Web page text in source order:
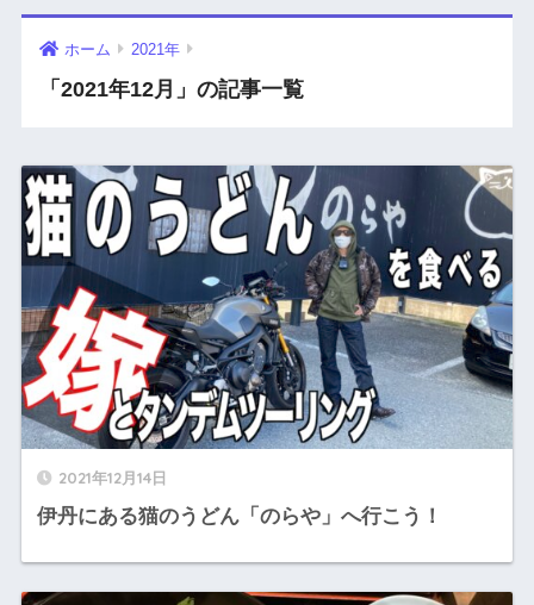
ホーム 2021年
「2021年12月」の記事一覧
2021年12月14日
伊丹にある猫のうどん「のらや」へ行こう！